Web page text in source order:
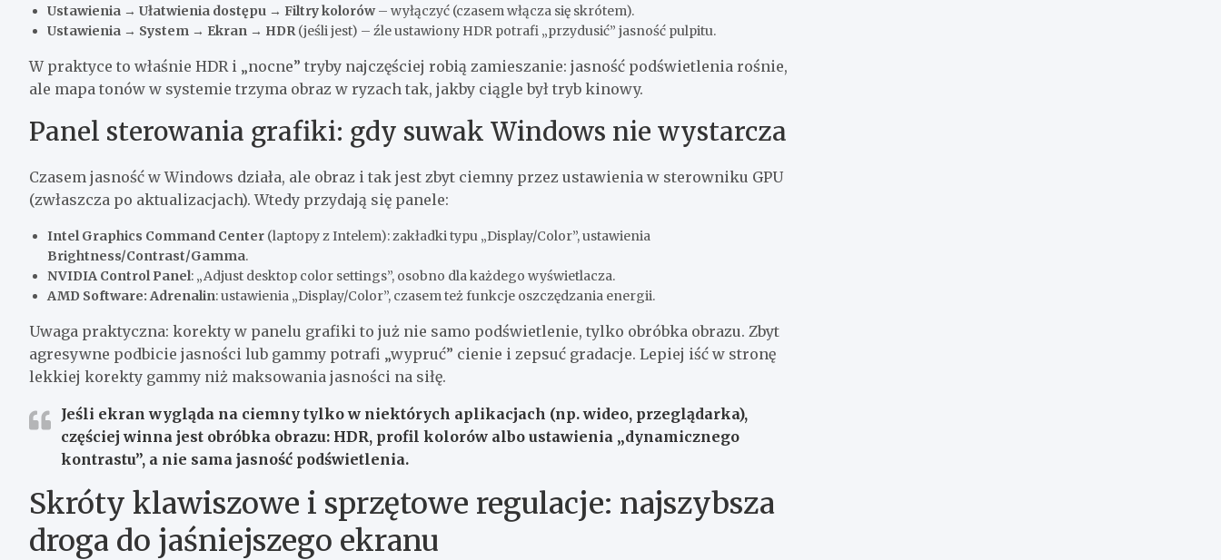
Ustawienia → Ułatwienia dostępu → Filtry kolorów– wyłączyć (czasem włącza się skrótem).
Ustawienia → System → Ekran → HDR(jeśli jest) – źle ustawiony HDR potrafi „przydusić” jasność pulpitu.
W praktyce to właśnie HDR i „nocne” tryby najczęściej robią zamieszanie: jasność podświetlenia rośnie,
ale mapa tonów w systemie trzyma obraz w ryzach tak, jakby ciągle był tryb kinowy.
Panel sterowania grafiki: gdy suwak Windows nie wystarcza
Czasem jasność w Windows działa, ale obraz i tak jest zbyt ciemny przez ustawienia w sterowniku GPU
(zwłaszcza po aktualizacjach). Wtedy przydają się panele:
Intel Graphics Command Center (laptopy z Intelem): zakładki typu „Display/Color”, ustawienia
Brightness/Contrast/Gamma.
NVIDIA Control Panel: „Adjust desktop color settings”, osobno dla każdego wyświetlacza.
AMD Software: Adrenalin: ustawienia „Display/Color”, czasem też funkcje oszczędzania energii.
Uwaga praktyczna: korekty w panelu grafiki to już nie samo podświetlenie, tylko obróbka obrazu. Zbyt
agresywne podbicie jasności lub gammy potrafi „wypruć” cienie i zepsuć gradacje. Lepiej iść w stronę
lekkiej korekty gammy niż maksowania jasności na siłę.
Jeśli ekran wygląda na ciemny tylko w niektórych aplikacjach (np. wideo, przeglądarka),
częściej winna jest obróbka obrazu: HDR, profil kolorów albo ustawienia „dynamicznego
kontrastu”, a nie sama jasność podświetlenia.
Skróty klawiszowe i sprzętowe regulacje: najszybsza
droga do jaśniejszego ekranu